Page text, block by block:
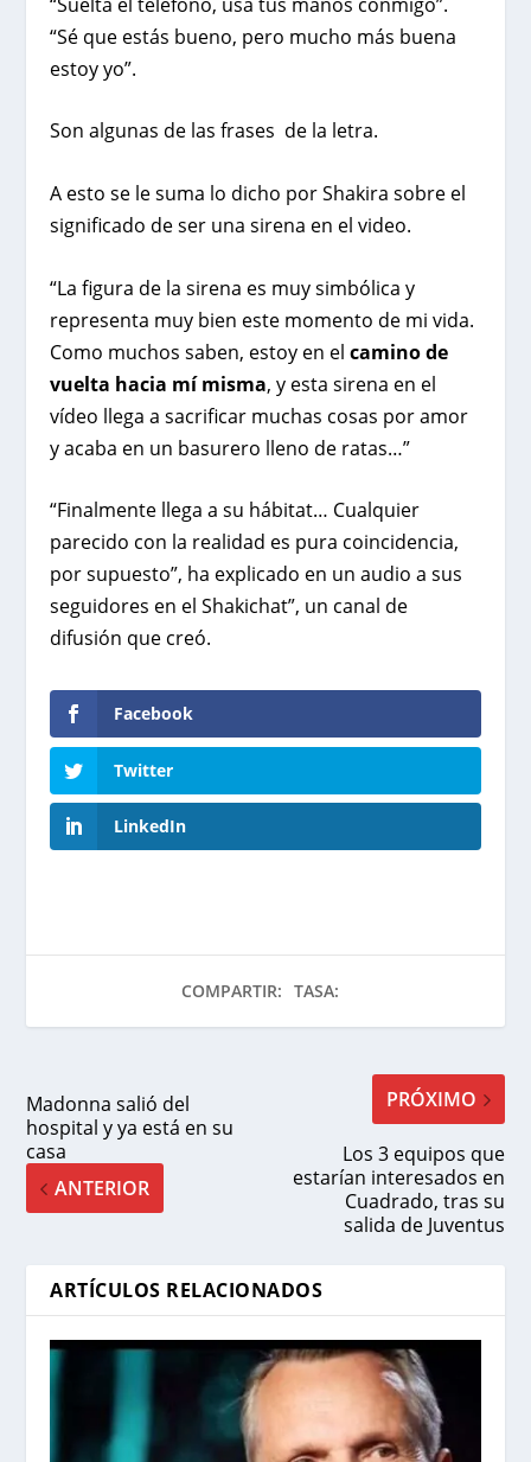
“Sé que estás bueno, pero mucho más buena
estoy yo”.
Son algunas de las frases de la letra.
A esto se le suma lo dicho por Shakira sobre el
significado de ser una sirena en el video.
“La figura de la sirena es muy simbólica y
representa muy bien este momento de mi vida.
Como muchos saben, estoy en elcamino de
vuelta hacia mí misma, y esta sirena en el
vídeo llega a sacrificar muchas cosas por amor
y acaba en un basurero lleno de ratas…”
“Finalmente llega a su hábitat… Cualquier
parecido con la realidad es pura coincidencia,
por supuesto”, ha explicado en un audio a sus
seguidores en el Shakichat”, un canal de
difusión que creó.
Facebook
Twitter
LinkedIn
COMPARTIR: TASA:
Madonna salió del
hospital y ya está en su
casa
ANTERIOR
PRÓXIMO
Los 3 equipos que
estarían interesados en
Cuadrado, tras su
salida de Juventus
ARTÍCULOS RELACIONADOS